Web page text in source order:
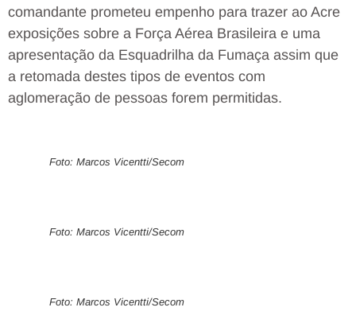
comandante prometeu empenho para trazer ao Acre
exposições sobre a Força Aérea Brasileira e uma
apresentação da Esquadrilha da Fumaça assim que
a retomada destes tipos de eventos com
aglomeração de pessoas forem permitidas.
Foto: Marcos Vicentti/Secom
Foto: Marcos Vicentti/Secom
Foto: Marcos Vicentti/Secom